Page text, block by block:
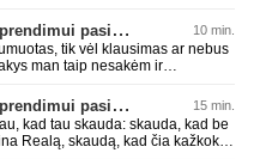
ar žalios pievos apkakojai
💩💩💩
Paaiškėjo, kas turėjo įtakos Rodri sprendimui pasirinkti Barselonos pusę 10 min.
tik vėl klausimas ar nebus
man taip nesakėm ir
ir problema, kad tiek pats klubas,
2 metai iš eilės, žiūrėsim ar ir
daro, o ne tuščiai čia 💩
Paaiškėjo, kas turėjo įtakos Rodri sprendimui pasirinkti Barselonos pusę 15 min.
kad tau skauda: skauda, kad be
Realą, skaudą, kad čia kažkoks